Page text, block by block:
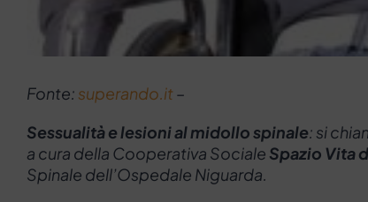
Fonte: superando.it –
Sessualità e lesioni al midollo spinale: si
a cura della Cooperativa Sociale Spazio Vita
Spinale dell’Ospedale Niguarda.